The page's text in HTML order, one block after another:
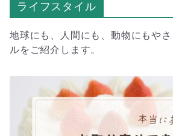
ライフスタイル
地球にも、人間にも、動物にもや
ルをご紹介します。